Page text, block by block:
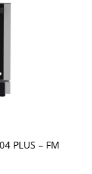
PLUS – FM